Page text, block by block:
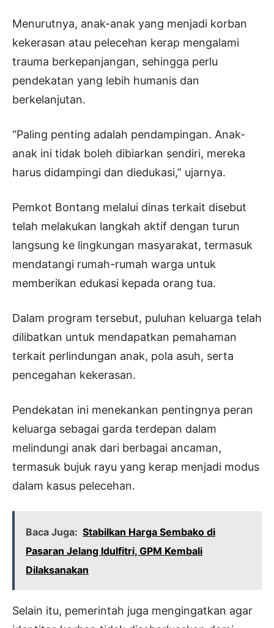
Menurutnya, anak-anak yang menjadi korban
kekerasan atau pelecehan kerap mengalami
trauma berkepanjangan, sehingga perlu
pendekatan yang lebih humanis dan
berkelanjutan.
“Paling penting adalah pendampingan. Anak-
anak ini tidak boleh dibiarkan sendiri, mereka
harus didampingi dan diedukasi,” ujarnya.
Pemkot Bontang melalui dinas terkait disebut
telah melakukan langkah aktif dengan turun
langsung ke lingkungan masyarakat, termasuk
mendatangi rumah-rumah warga untuk
memberikan edukasi kepada orang tua.
Dalam program tersebut, puluhan keluarga telah
dilibatkan untuk mendapatkan pemahaman
terkait perlindungan anak, pola asuh, serta
pencegahan kekerasan.
Pendekatan ini menekankan pentingnya peran
keluarga sebagai garda terdepan dalam
melindungi anak dari berbagai ancaman,
termasuk bujuk rayu yang kerap menjadi modus
dalam kasus pelecehan.
Baca Juga: Stabilkan Harga Sembako di
Pasaran Jelang Idulfitri, GPM Kembali
Dilaksanakan
Selain itu, pemerintah juga mengingatkan agar